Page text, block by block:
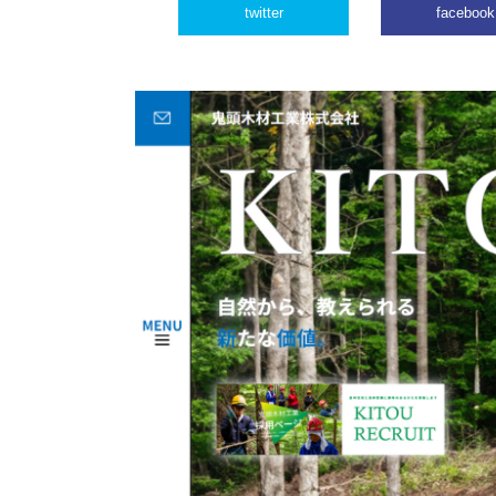
twitter facebook